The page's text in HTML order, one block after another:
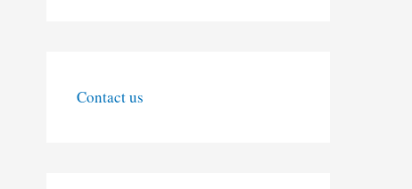
Contact us